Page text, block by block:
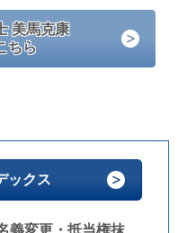
美馬克康
ちら
ックス